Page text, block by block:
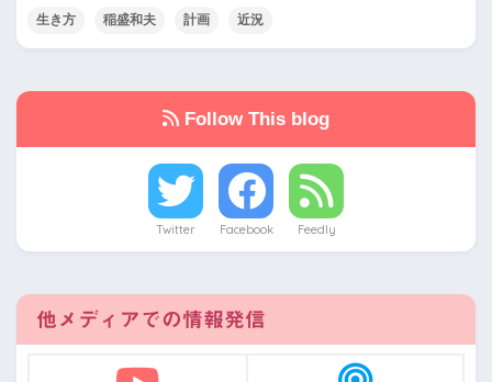
生き方 稲盛和夫 計画 近況
Follow This blog
Twitter Facebook Feedly
他メディアでの情報発信